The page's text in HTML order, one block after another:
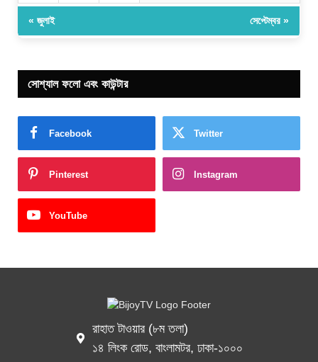
« জুলাই সেপ্টেম্বর »
সোশ্যাল ফলো এবং কাউন্টার
Facebook Twitter
Pinterest Instagram
YouTube
রাহাত টাওয়ার (৮ম তলা)
১৪ লিংক রোড, বাংলামটর, ঢাকা-১০০০